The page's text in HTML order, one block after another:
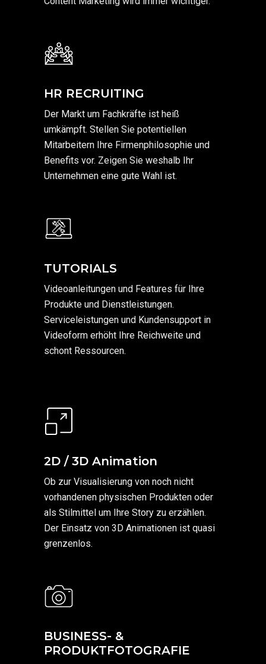
HR RECRUITING
Der Markt um Fachkräfte ist heiß
umkämpft. Stellen Sie potentiellen
Mitarbeitern Ihre Firmenphilosophie und
Benefits vor. Zeigen Sie weshalb Ihr
Unternehmen eine gute Wahl ist.
TUTORIALS
Videoanleitungen und Features für Ihre
Produkte und Dienstleistungen.
Serviceleistungen und Kundensupport in
Videoform erhöht Ihre Reichweite und
schont Ressourcen.
2D / 3D Animation
Ob zur Visualisierung von noch nicht
vorhandenen physischen Produkten oder
als Stilmittel um Ihre Story zu erzählen.
Der Einsatz von 3D Animationen ist quasi
grenzenlos.
BUSINESS- &
PRODUKTFOTOGRAFIE